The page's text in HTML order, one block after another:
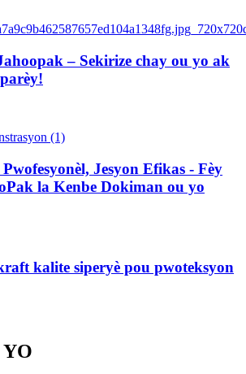
– Sekirize chay ou yo ak
Jesyon Efikas - Fèy
la Kenbe Dokiman ou yo
kalite siperyè pou pwoteksyon
YO